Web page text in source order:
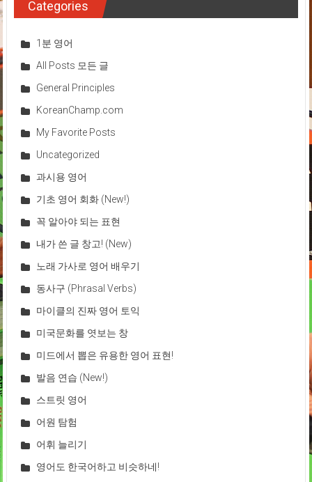
Categories
1분 영어
All Posts 모든 글
General Principles
KoreanChamp.com
My Favorite Posts
Uncategorized
과시용 영어
기초 영어 회화 (New!)
꼭 알아야 되는 표현
내가 쓴 글 창고! (New)
노래 가사로 영어 배우기
동사구 (Phrasal Verbs)
마이클의 진짜 영어 토익
미국문화를 엿보는 창
미드에서 뽑은 유용한 영어 표현!
발음 연습 (New!)
스트릿 영어
어원 탐험
어휘 늘리기
영어도 한국어하고 비슷하네!